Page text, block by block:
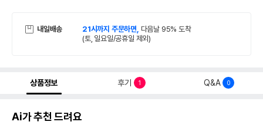
내일배송 21시까지 주문하면, 다음날 95% 도착
(토, 일요일/공휴일 제외)
상품정보 후기 1 Q&A 0
Ai가 추천 드려요